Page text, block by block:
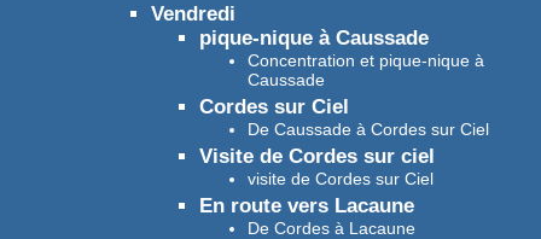
Vendredi
pique-nique à Caussade
Concentration et pique-nique à
Caussade
Cordes sur Ciel
De Caussade à Cordes sur Ciel
Visite de Cordes sur ciel
visite de Cordes sur Ciel
En route vers Lacaune
De Cordes à Lacaune